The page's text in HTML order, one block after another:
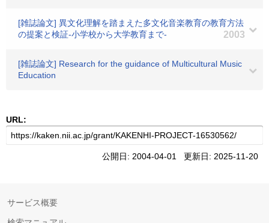
[雑誌論文] 異文化理解を踏まえた多文化音楽教育の教育方法
の提案と検証-小学校から大学教育まで-
2003
[雑誌論文] Research for the guidance of Multicultural Music
Education
URL:
公開日: 2004-04-01 更新日: 2025-11-20
サービス概要